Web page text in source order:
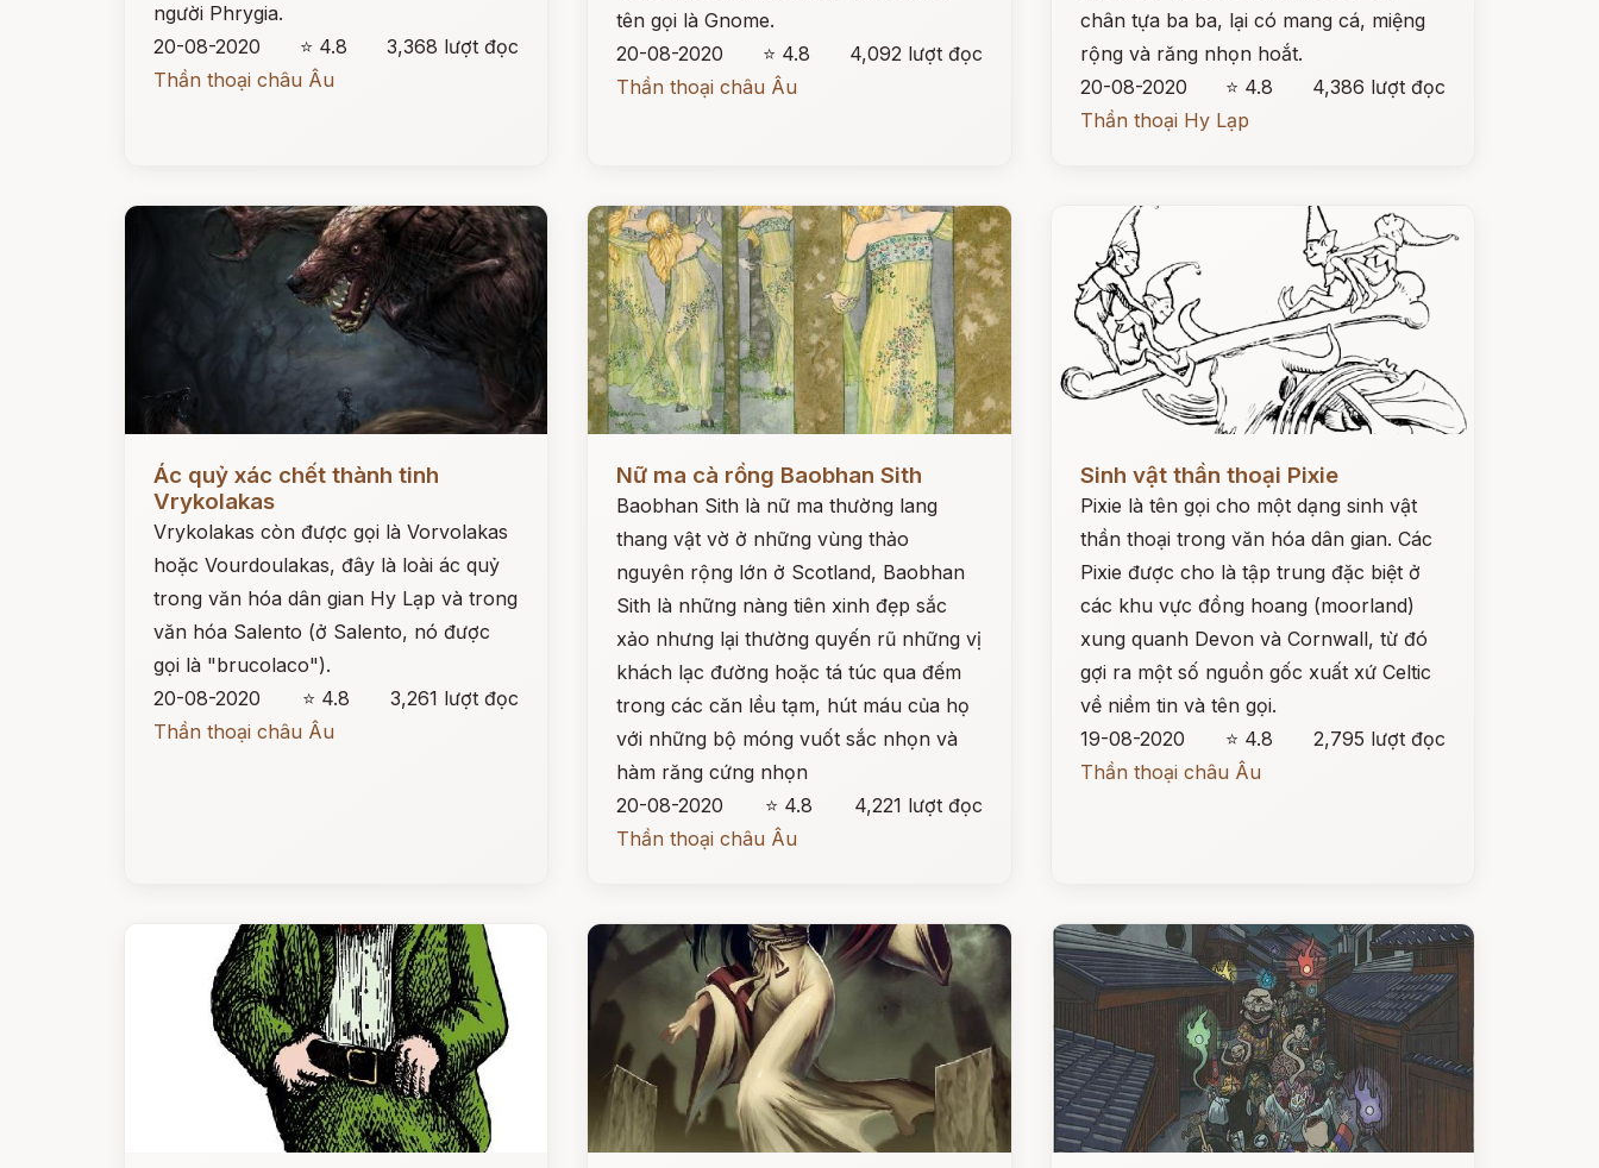
người Phrygia.
20-08-2020
⭐ 4.8
3,368 lượt đọc
Thần thoại châu Âu
tên gọi là Gnome.
20-08-2020
⭐ 4.8
4,092 lượt đọc
Thần thoại châu Âu
chân tựa ba ba, lại có mang cá, miệng
rộng và răng nhọn hoắt.
20-08-2020
⭐ 4.8
4,386 lượt đọc
Thần thoại Hy Lạp
Đọc ngay
Ác quỷ xác chết thành tinh
Vrykolakas
Vrykolakas còn được gọi là Vorvolakas
hoặc Vourdoulakas, đây là loài ác quỷ
trong văn hóa dân gian Hy Lạp và trong
văn hóa Salento (ở Salento, nó được
gọi là "brucolaco").
20-08-2020
⭐ 4.8
3,261 lượt đọc
Thần thoại châu Âu
Nữ ma cà rồng Baobhan Sith
Baobhan Sith là nữ ma thường lang
thang vật vờ ở những vùng thảo
nguyên rộng lớn ở Scotland, Baobhan
Sith là những nàng tiên xinh đẹp sắc
xảo nhưng lại thường quyến rũ những vị
khách lạc đường hoặc tá túc qua đếm
trong các căn lều tạm, hút máu của họ
với những bộ móng vuốt sắc nhọn và
hàm răng cứng nhọn
20-08-2020
⭐ 4.8
4,221 lượt đọc
Thần thoại châu Âu
Sinh vật thần thoại Pixie
Pixie là tên gọi cho một dạng sinh vật
thần thoại trong văn hóa dân gian. Các
Pixie được cho là tập trung đặc biệt ở
các khu vực đồng hoang (moorland)
xung quanh Devon và Cornwall, từ đó
gợi ra một số nguồn gốc xuất xứ Celtic
về niềm tin và tên gọi.
19-08-2020
⭐ 4.8
2,795 lượt đọc
Thần thoại châu Âu